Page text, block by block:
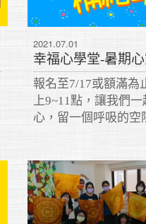
2021.07.01
幸福心學堂-暑期
報名至7/17或額滿為
上9~11點，讓我們
心，留一個呼吸的空